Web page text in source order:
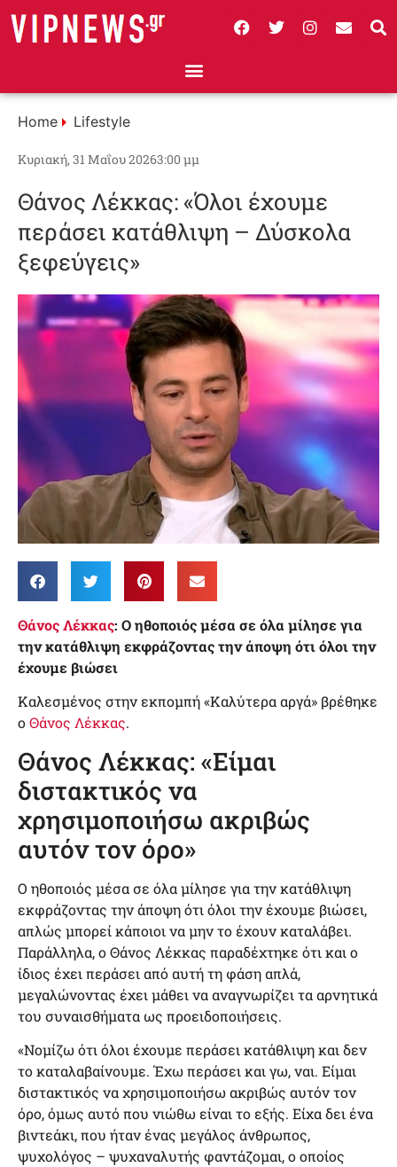
Home Lifestyle
Κυριακή, 31 Μαΐου 20263:00 μμ
Θάνος Λέκκας: «Όλοι έχουμε
περάσει κατάθλιψη – Δύσκολα
ξεφεύγεις»
Θάνος Λέκκας: Ο ηθοποιός μέσα σε όλα μίλησε για
την κατάθλιψη εκφράζοντας την άποψη ότι όλοι την
έχουμε βιώσει
Καλεσμένος στην εκπομπή «Καλύτερα αργά» βρέθηκε
οΘάνος Λέκκας.
Θάνος Λέκκας: «Είμαι
διστακτικός να
χρησιμοποιήσω ακριβώς
αυτόν τον όρο»
Ο ηθοποιός μέσα σε όλα μίλησε για την κατάθλιψη
εκφράζοντας την άποψη ότι όλοι την έχουμε βιώσει,
απλώς μπορεί κάποιοι να μην το έχουν καταλάβει.
Παράλληλα, ο Θάνος Λέκκας παραδέχτηκε ότι και ο
ίδιος έχει περάσει από αυτή τη φάση απλά,
μεγαλώνοντας έχει μάθει να αναγνωρίζει τα αρνητικά
του συναισθήματα ως προειδοποιήσεις.
«Νομίζω ότι όλοι έχουμε περάσει κατάθλιψη και δεν
το καταλαβαίνουμε. Έχω περάσει και γω, ναι. Είμαι
διστακτικός να χρησιμοποιήσω ακριβώς αυτόν τον
όρο, όμως αυτό που νιώθω είναι το εξής. Είχα δει ένα
βιντεάκι, που ήταν ένας μεγάλος άνθρωπος,
ψυχολόγος – ψυχαναλυτής φαντάζομαι, ο οποίος